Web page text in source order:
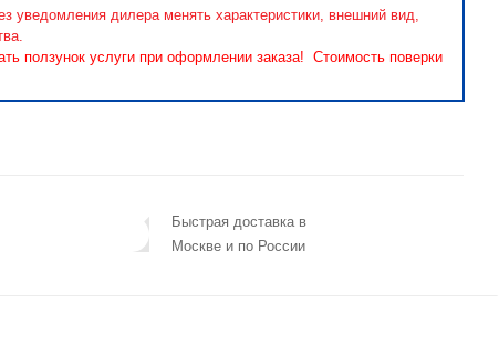
уведомления дилера менять характеристики, внешний вид,
ползунок услуги при оформлении заказа! Стоимость поверки
Быстрая доставка в
Москве и по России